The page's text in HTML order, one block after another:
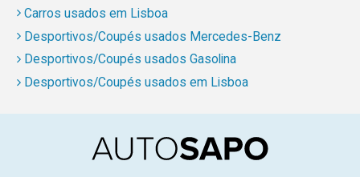
Carros usados em Lisboa
Desportivos/Coupés usados Mercedes-Benz
Desportivos/Coupés usados Gasolina
Desportivos/Coupés usados em Lisboa